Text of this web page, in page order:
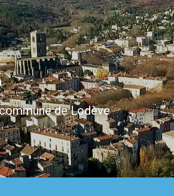
de Lodève